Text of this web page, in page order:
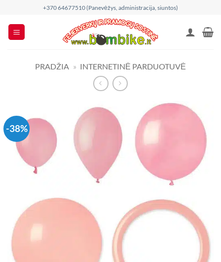
content
+370 64677510 (Panevėžys, administracija, siuntos)
PRADŽIA » INTERNETINĖ PARDUOTUVĖ
-38%